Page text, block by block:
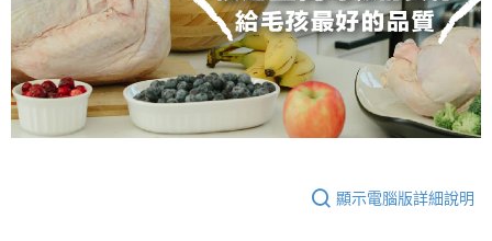
顯示電腦版詳細說明